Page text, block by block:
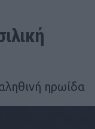
ηρωίδα